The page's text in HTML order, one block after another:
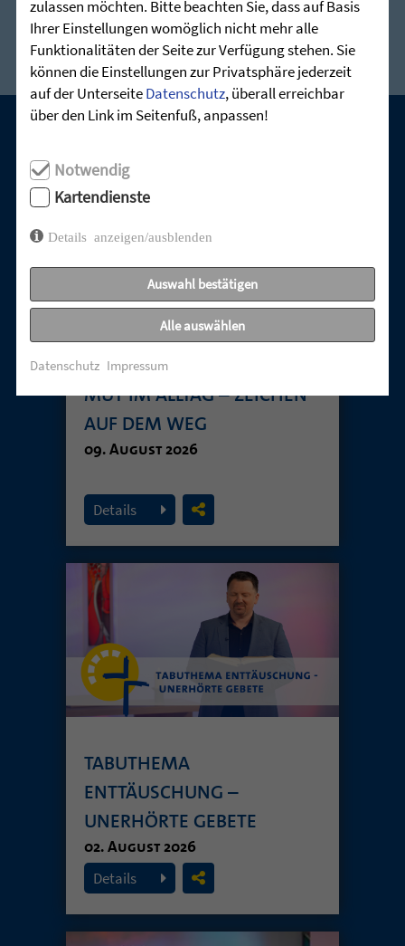
UNSERE AKTUELLEN GOTTESDIENSTE:
MUT IM ALLTAG – ZEICHEN
AUF DEM WEG
09. August 2026
Details
TABUTHEMA
ENTTÄUSCHUNG –
UNERHÖRTE GEBETE
02. August 2026
Details
zulassen möchten. Bitte beachten Sie, dass auf Basis
Ihrer Einstellungen womöglich nicht mehr alle
Funktionalitäten der Seite zur Verfügung stehen. Sie
können die Einstellungen zur Privatsphäre jederzeit
auf der UnterseiteDatenschutz, überall erreichbar
über den Link im Seitenfuß, anpassen!
Notwendig
Kartendienste
Details anzeigen/ausblenden
Auswahl bestätigen
Alle auswählen
Datenschutz Impressum